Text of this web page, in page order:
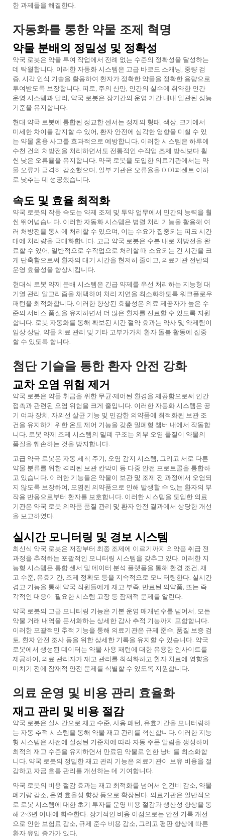
한 과제들을 해결한다.
자동화를 통한 약물 조제 혁명
약물 분배의 정밀성 및 정확성
약국 로봇은 약물 투여 작업에서 전례 없는 수준의 정확성을 달성하는
데 탁월합니다. 이러한 자동화 시스템은 고급 바코드 스캐닝, 중량 검
증, 시각 인식 기술을 활용하여 환자가 정확한 약물을 정확한 용량으로
투여받도록 보장합니다. 피로, 주의 산만, 인간의 실수에 취약한 인간
운영 시스템과 달리, 약국 로봇은 장기간의 운영 기간 내내 일관된 성능
기준을 유지합니다.
현대 약국 로봇에 통합된 정교한 센서는 정제의 형태, 색상, 크기에서
미세한 차이를 감지할 수 있어, 환자 안전에 심각한 영향을 미칠 수 있
는 약물 혼용 사고를 효과적으로 예방합니다. 이러한 시스템은 하루에
수천 건의 처방전을 처리하면서도 전통적인 수작업 조제 방식보다 훨
씬 낮은 오류율을 유지합니다. 약국 로봇을 도입한 의료기관에서는 약
물 오류가 급격히 감소했으며, 일부 기관은 오류율을 0.01퍼센트 이하
로 낮추는 데 성공했습니다.
속도 및 효율 최적화
약국 로봇의 작동 속도는 약제 조제 및 투약 업무에서 인간의 능력을 훨
씬 뛰어넘습니다. 이러한 자동화 시스템은 병렬 처리 기능을 활용해 여
러 처방전을 동시에 처리할 수 있으며, 이는 수요가 집중되는 피크 시간
대에 처리량을 극대화합니다. 고급 약국 로봇은 수분 내로 처방전을 완
료할 수 있어, 일반적으로 수작업으로 처리할 때 소요되는 긴 시간을 크
게 단축함으로써 환자의 대기 시간을 현저히 줄이고, 의료기관 전반의
운영 효율성을 향상시킵니다.
현대식 로봇 약제 분배 시스템은 긴급 약제를 우선 처리하는 지능형 대
기열 관리 알고리즘을 채택하여 처리 지연을 최소화하도록 워크플로우
패턴을 최적화합니다. 이러한 향상된 효율성은 의료 제공자가 높은 수
준의 서비스 품질을 유지하면서 더 많은 환자를 진료할 수 있도록 지원
합니다. 로봇 자동화를 통해 확보된 시간 절약 효과는 약사 및 약제팀이
임상 상담, 약물 치료 관리 및 기타 고부가가치 환자 돌봄 활동에 집중
할 수 있도록 합니다.
첨단 기술을 통한 환자 안전 강화
교차 오염 위험 제거
약국 로봇은 약물 취급을 위한 무균·제어된 환경을 제공함으로써 인간
접촉과 관련된 오염 위험을 크게 줄입니다. 이러한 자동화 시스템은 공
기 여과 장치, 자외선 살균 기능 및 민감한 의약품에 최적화된 보관 조
건을 유지하기 위한 온도 제어 기능을 갖춘 밀폐형 챔버 내에서 작동합
니다. 로봇 약제 조제 시스템의 밀폐 구조는 외부 오염 물질이 약물의
품질을 훼손하는 것을 방지합니다.
고급 약국 로봇은 자동 세척 주기, 오염 감지 시스템, 그리고 서로 다른
약물 분류를 위한 격리된 보관 칸막이 등 다중 안전 프로토콜을 통합하
고 있습니다. 이러한 기능들은 약물이 보관 및 조제 전 과정에서 오염되
지 않도록 보장하여, 오염된 의약품으로 인해 발생할 수 있는 환자의 부
작용 반응으로부터 환자를 보호합니다. 이러한 시스템을 도입한 의료
기관은 약국 로봇 의약품 품질 관리 및 환자 안전 결과에서 상당한 개선
을 보고하였다.
실시간 모니터링 및 경보 시스템
최신식 약국 로봇은 저장부터 최종 조제에 이르기까지 의약품 취급 전
과정을 추적하는 포괄적인 모니터링 시스템을 갖추고 있다. 이러한 지
능형 시스템은 통합 센서 및 데이터 분석 플랫폼을 통해 환경 조건, 재
고 수준, 유효기간, 조제 정확도 등을 지속적으로 모니터링한다. 실시간
경고 기능을 통해 약국 직원들에게 재고 부족, 만료된 의약품, 또는 즉
각적인 대응이 필요한 시스템 고장 등 잠재적 문제를 알린다.
약국 로봇의 고급 모니터링 기능은 기본 운영 매개변수를 넘어서, 모든
약물 거래 내역을 문서화하는 상세한 감사 추적 기능까지 포함합니다.
이러한 포괄적인 추적 기능을 통해 의료기관은 규제 준수, 품질 보증 검
토, 환자 안전 조사 등을 위한 상세한 기록을 유지할 수 있습니다. 약국
로봇에서 생성된 데이터는 약물 사용 패턴에 대한 유용한 인사이트를
제공하여, 의료 관리자가 재고 관리를 최적화하고 환자 치료에 영향을
미치기 전에 잠재적 안전 문제를 식별할 수 있도록 지원합니다.
의료 운영 및 비용 관리 효율화
재고 관리 및 비용 절감
약국 로봇은 실시간으로 재고 수준, 사용 패턴, 유효기간을 모니터링하
는 자동 추적 시스템을 통해 약물 재고 관리를 혁신합니다. 이러한 지능
형 시스템은 사전에 설정된 기준치에 따라 자동 주문 알림을 생성하여
최적의 재고 수준을 유지하면서 만료된 약물로 인한 낭비를 최소화합
니다. 약국 로봇의 정밀한 재고 관리 기능은 의료기관이 보유 비용을 절
감하고 자금 흐름 관리를 개선하는 데 기여합니다.
약국 로봇의 비용 절감 효과는 재고 최적화를 넘어서 인건비 감소, 약물
폐기량 감소, 운영 효율성 향상 등으로 확장된다. 의료기관은 일반적으
로 로봇 시스템에 대한 초기 투자를 운영 비용 절감과 생산성 향상을 통
해 2~3년 이내에 회수한다. 장기적인 비용 이점으로는 안전 기록 개선
으로 인한 보험료 감소, 규제 준수 비용 감소, 그리고 평판 향상에 따른
환자 유입 증가가 있다.